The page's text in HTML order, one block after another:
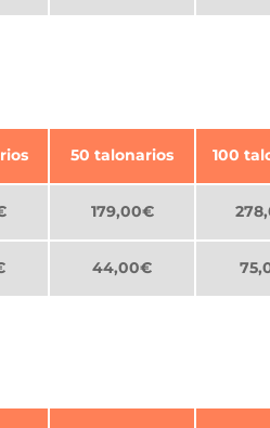
50 talonarios
179,00€
44,00€
100